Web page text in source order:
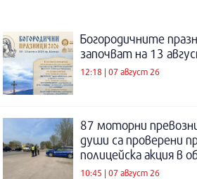
Богородичните
започват на 13
12:18 | 07 август 26
87 моторни
души са проверени
полицейска акция в
10:45 | 07 август 26